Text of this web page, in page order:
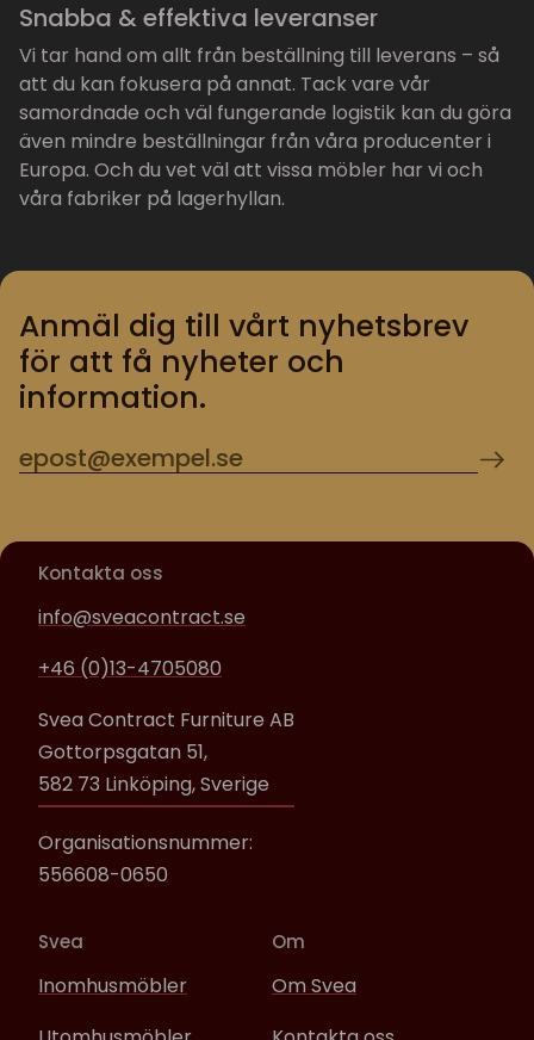
Snabba & effektiva leveranser
Vi tar hand om allt från beställning till leverans – så
att du kan fokusera på annat. Tack vare vår
samordnade och väl fungerande logistik kan du göra
även mindre beställningar från våra producenter i
Europa. Och du vet väl att vissa möbler har vi och
våra fabriker på lagerhyllan.
Anmäl dig till vårt nyhetsbrev
för att få nyheter och
information.
Kontakta oss
info@sveacontract.se
+46 (0)13-4705080
Svea Contract Furniture AB
Gottorpsgatan 51,
582 73 Linköping, Sverige
Organisationsnummer:
556608-0650
Svea
Inomhusmöbler
Om
Om Svea